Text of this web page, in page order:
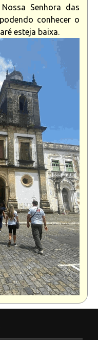
Senhora das
conhecer o
esteja baixa.